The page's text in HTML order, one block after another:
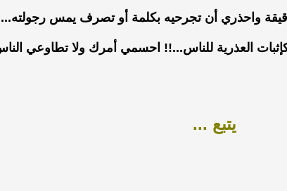
واحذري أن تجرحيه بكلمة أو تصرف يمس رجولته...
العذرية للناس...!! احسمي أمرك ولا تطاوعي
يتبع ...